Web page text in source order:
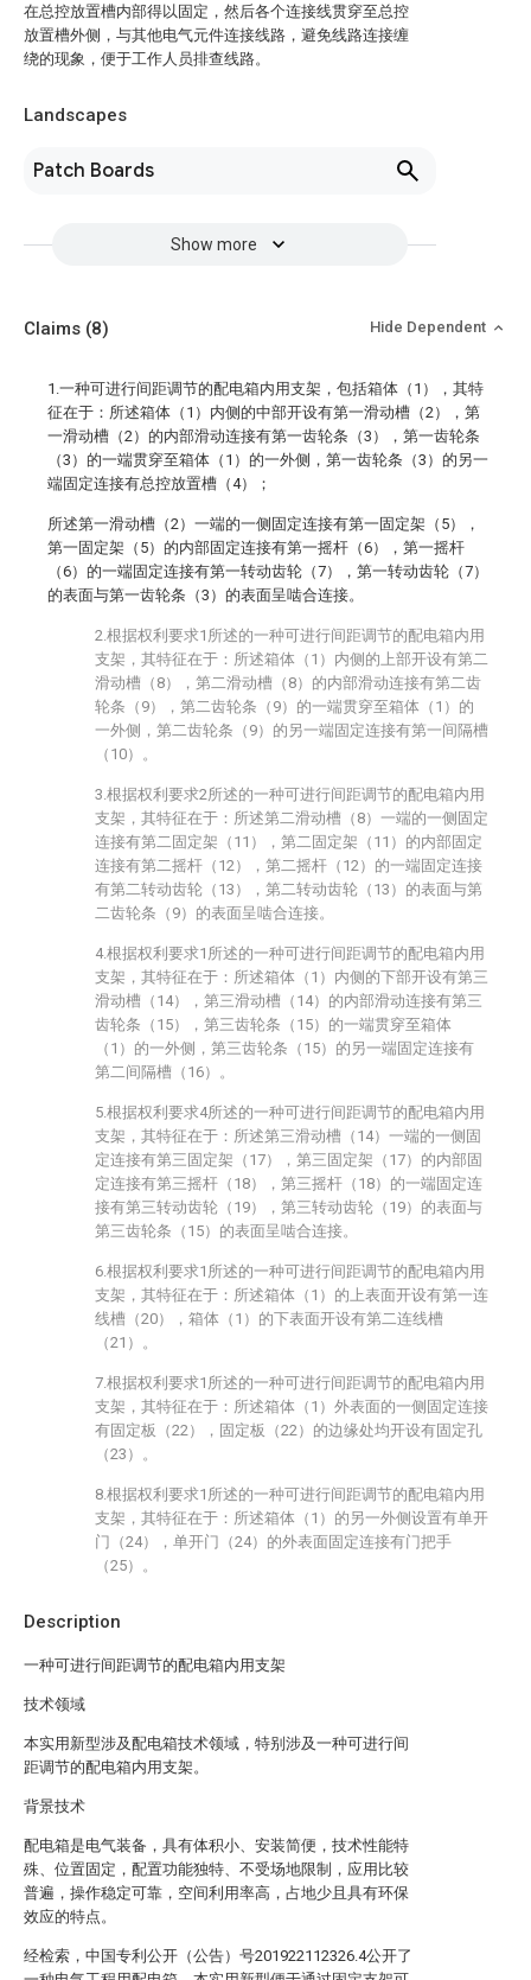
在总控放置槽内部得以固定，然后各个连接线贯穿至总控
放置槽外侧，与其他电气元件连接线路，避免线路连接缠
绕的现象，便于工作人员排查线路。
Landscapes
Patch Boards
Show more
Description
一种可进行间距调节的配电箱内用支架
技术领域
本实用新型涉及配电箱技术领域，特别涉及一种可进行间
距调节的配电箱内用支架。
背景技术
配电箱是电气装备，具有体积小、安装简便，技术性能特
殊、位置固定，配置功能独特、不受场地限制，应用比较
普遍，操作稳定可靠，空间利用率高，占地少且具有环保
效应的特点。
经检索，中国专利公开（公告）号201922112326.4公开了
Claims (8) Hide Dependent
1.一种可进行间距调节的配电箱内用支架，包括箱体（1），其特
征在于：所述箱体（1）内侧的中部开设有第一滑动槽（2），第
一滑动槽（2）的内部滑动连接有第一齿轮条（3），第一齿轮条
（3）的一端贯穿至箱体（1）的一外侧，第一齿轮条（3）的另一
端固定连接有总控放置槽（4）；
所述第一滑动槽（2）一端的一侧固定连接有第一固定架（5），
第一固定架（5）的内部固定连接有第一摇杆（6），第一摇杆
（6）的一端固定连接有第一转动齿轮（7），第一转动齿轮（7）
的表面与第一齿轮条（3）的表面呈啮合连接。
2.根据权利要求1所述的一种可进行间距调节的配电箱内用
支架，其特征在于：所述箱体（1）内侧的上部开设有第二
滑动槽（8），第二滑动槽（8）的内部滑动连接有第二齿
轮条（9），第二齿轮条（9）的一端贯穿至箱体（1）的
一外侧，第二齿轮条（9）的另一端固定连接有第一间隔槽
（10）。
3.根据权利要求2所述的一种可进行间距调节的配电箱内用
支架，其特征在于：所述第二滑动槽（8）一端的一侧固定
连接有第二固定架（11），第二固定架（11）的内部固定
连接有第二摇杆（12），第二摇杆（12）的一端固定连接
有第二转动齿轮（13），第二转动齿轮（13）的表面与第
二齿轮条（9）的表面呈啮合连接。
4.根据权利要求1所述的一种可进行间距调节的配电箱内用
支架，其特征在于：所述箱体（1）内侧的下部开设有第三
滑动槽（14），第三滑动槽（14）的内部滑动连接有第三
齿轮条（15），第三齿轮条（15）的一端贯穿至箱体
（1）的一外侧，第三齿轮条（15）的另一端固定连接有
第二间隔槽（16）。
5.根据权利要求4所述的一种可进行间距调节的配电箱内用
支架，其特征在于：所述第三滑动槽（14）一端的一侧固
定连接有第三固定架（17），第三固定架（17）的内部固
定连接有第三摇杆（18），第三摇杆（18）的一端固定连
接有第三转动齿轮（19），第三转动齿轮（19）的表面与
第三齿轮条（15）的表面呈啮合连接。
6.根据权利要求1所述的一种可进行间距调节的配电箱内用
支架，其特征在于：所述箱体（1）的上表面开设有第一连
线槽（20），箱体（1）的下表面开设有第二连线槽
（21）。
7.根据权利要求1所述的一种可进行间距调节的配电箱内用
支架，其特征在于：所述箱体（1）外表面的一侧固定连接
有固定板（22），固定板（22）的边缘处均开设有固定孔
（23）。
8.根据权利要求1所述的一种可进行间距调节的配电箱内用
支架，其特征在于：所述箱体（1）的另一外侧设置有单开
门（24），单开门（24）的外表面固定连接有门把手
（25）。